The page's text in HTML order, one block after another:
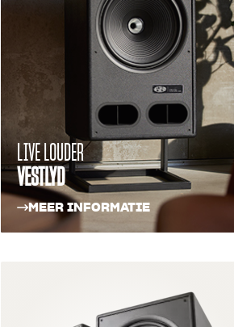
LIVE LOUDER
VESTLYD
MEER INFORMATIE